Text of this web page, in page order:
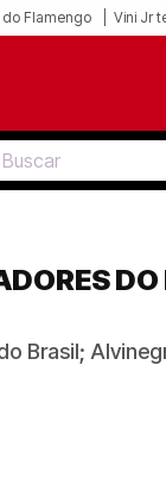
Flamengo Vini Jr
DO
Brasil;